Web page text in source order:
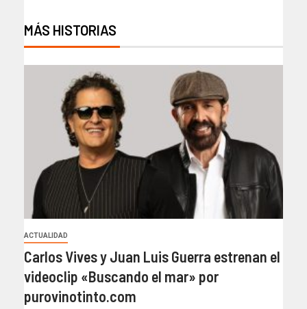
MÁS HISTORIAS
ACTUALIDAD
Carlos Vives y Juan Luis Guerra estrenan el
videoclip «Buscando el mar» por
purovinotinto.com